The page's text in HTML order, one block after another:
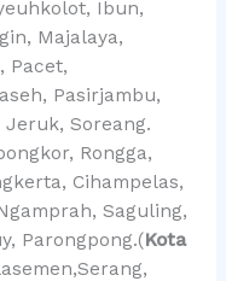
Ibun,
Majalaya,
Pacet,
Pasirjambu,
Jeruk, Soreang.
Rongga,
Cihampelas,
Saguling,
Parongpong.(Kota